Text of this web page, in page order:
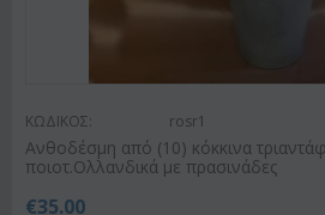
ΚΩΔΙΚΟΣ: rosr1
Ανθοδέσμη από (10) κόκκινα
ποιοτ.Ολλανδικά με πρασινάδες
€35.00